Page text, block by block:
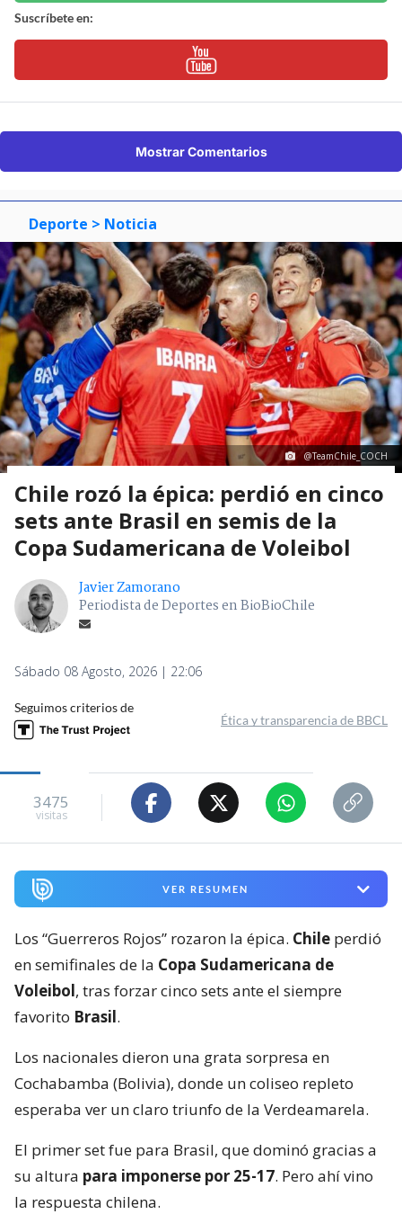
Suscríbete en:
Mostrar Comentarios
Deporte > Noticia
@TeamChile_COCH
Chile rozó la épica: perdió en cinco
sets ante Brasil en semis de la
Copa Sudamericana de Voleibol
Javier Zamorano
Periodista de Deportes en BioBioChile
Sábado 08 Agosto, 2026 | 22:06
Seguimos criterios de
Ética y transparencia de BBCL
3475
visitas
VER RESUMEN
Los “Guerreros Rojos” rozaron la épica. Chile perdió
en semifinales de la Copa Sudamericana de
Voleibol, tras forzar cinco sets ante el siempre
favorito Brasil.
Los nacionales dieron una grata sorpresa en
Cochabamba (Bolivia), donde un coliseo repleto
esperaba ver un claro triunfo de la Verdeamarela.
El primer set fue para Brasil, que dominó gracias a
su altura para imponerse por 25-17. Pero ahí vino
la respuesta chilena.